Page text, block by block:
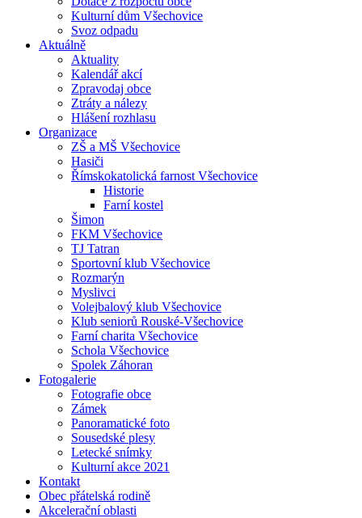
Kulturní dům Všechovice
Svoz odpadu
Aktuálně
Aktuality
Kalendář akcí
Zpravodaj obce
Ztráty a nálezy
Hlášení rozhlasu
Organizace
ZŠ a MŠ Všechovice
Hasiči
Římskokatolická farnost Všechovice
Historie
Farní kostel
Šimon
FKM Všechovice
TJ Tatran
Sportovní klub Všechovice
Rozmarýn
Myslivci
Volejbalový klub Všechovice
Klub seniorů Rouské-Všechovice
Farní charita Všechovice
Schola Všechovice
Spolek Záhoran
Fotogalerie
Fotografie obce
Zámek
Panoramatické foto
Sousedské plesy
Letecké snímky
Kulturní akce 2021
Kontakt
Obec přátelská rodině
Akcelerační oblasti